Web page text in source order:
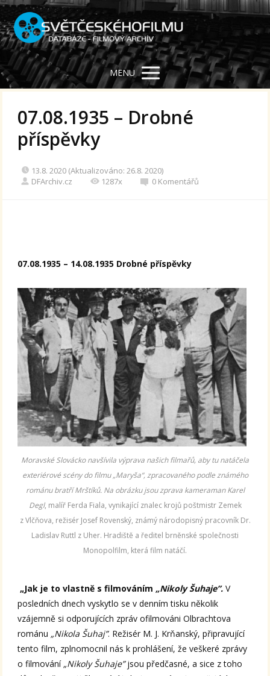
MENU
07.08.1935 – Drobné
příspěvky
13.8. 2020 (Aktualizováno: 26.8. 2020)
DFArchiv.cz
1287x 0 Komentářů
07.08.1935 – 14.08.1935 Drobné příspěvky
Moravské Slovácko navšívila výprava našich filmařů, aby tu natáčela
exteriérové scény do filmu „Maryša“, zpracovaného podle známého
románu bratří Mrštíků. Na obrázku jsou zprava kameraman Karel
Degl, malíř Ferda Fiala, vynikající znalec krojů poštmistr Zemek
z Vlčňova, režisér Josef Rovenský, známý národopisný pracovník Dr.
Ladislav Ruttl z Uher. Hradiště a ředitel brněnské společnosti
Monopolfilm, která film natáčí.
„Jak je to vlastně s filmováním „Nikoly Šuhaje”.V
posledních dnech vyskytlo se v denním tisku několik
vzájemně si odporujících zpráv ofilmováni Olbrachtova
románu „Nikola Šuhaj”. Režisér M. J. Krňanský, připravující
tento film, zplnomocnil nás k prohlášení, že veškeré zprávy
o filmování „Nikoly Šuhaje”jsou předčasné, a sice z toho